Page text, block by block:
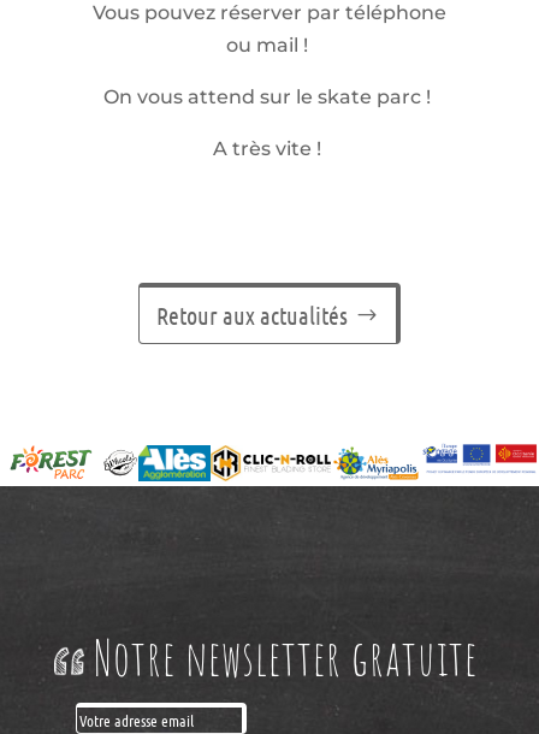
Vous pouvez réserver par téléphone
ou mail !
On vous attend sur le skate parc !
A très vite !
Retour aux actualités
Notre newsletter gratuite